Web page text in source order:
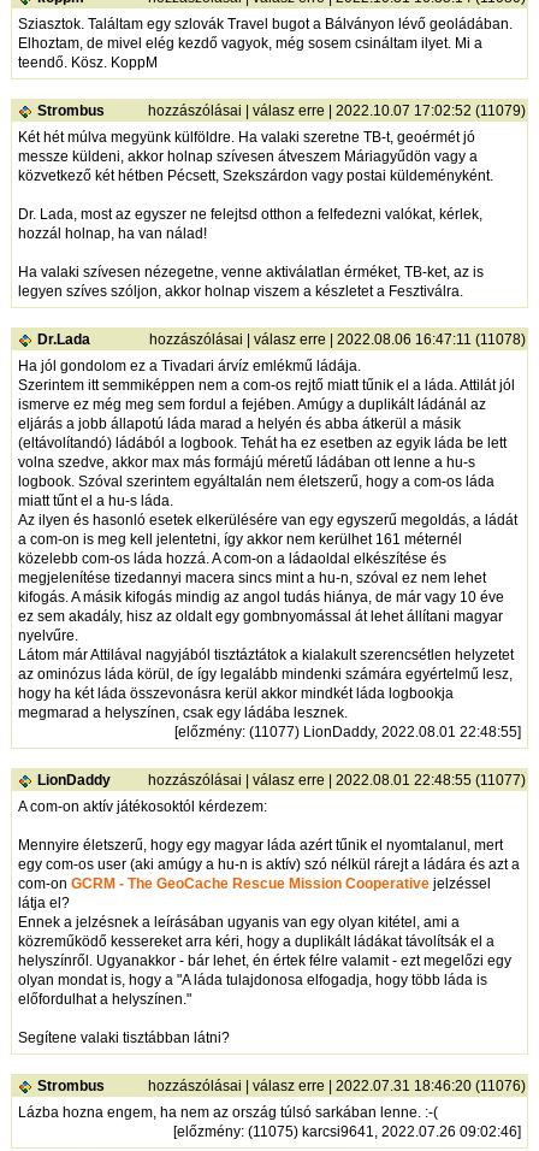
Sziasztok. Találtam egy szlovák Travel bugot a Bálványon lévő geoládában.
Elhoztam, de mivel elég kezdő vagyok, még sosem csináltam ilyet. Mi a
teendő. Kösz. KoppM
Strombus hozzászólásai |válasz erre | 2022.10.07 17:02:52 (11079)
Két hét múlva megyünk külföldre. Ha valaki szeretne TB-t, geoérmét jó
messze küldeni, akkor holnap szívesen átveszem Máriagyűdön vagy a
közvetkező két hétben Pécsett, Szekszárdon vagy postai küldeményként.
Dr. Lada, most az egyszer ne felejtsd otthon a felfedezni valókat, kérlek,
hozzál holnap, ha van nálad!
Ha valaki szívesen nézegetne, venne aktiválatlan érméket, TB-ket, az is
legyen szíves szóljon, akkor holnap viszem a készletet a Fesztiválra.
Dr.Lada hozzászólásai |válasz erre | 2022.08.06 16:47:11 (11078)
Ha jól gondolom ez a Tivadari árvíz emlékmű ládája.
Szerintem itt semmiképpen nem a com-os rejtő miatt tűnik el a láda. Attilát jól
ismerve ez még meg sem fordul a fejében. Amúgy a duplikált ládánál az
eljárás a jobb állapotú láda marad a helyén és abba átkerül a másik
(eltávolítandó) ládából a logbook. Tehát ha ez esetben az egyik láda be lett
volna szedve, akkor max más formájú méretű ládában ott lenne a hu-s
logbook. Szóval szerintem egyáltalán nem életszerű, hogy a com-os láda
miatt tűnt el a hu-s láda.
Az ilyen és hasonló esetek elkerülésére van egy egyszerű megoldás, a ládát
a com-on is meg kell jelentetni, így akkor nem kerülhet 161 méternél
közelebb com-os láda hozzá. A com-on a ládaoldal elkészítése és
megjelenítése tizedannyi macera sincs mint a hu-n, szóval ez nem lehet
kifogás. A másik kifogás mindig az angol tudás hiánya, de már vagy 10 éve
ez sem akadály, hisz az oldalt egy gombnyomással át lehet állítani magyar
nyelvűre.
Látom már Attilával nagyjából tisztáztátok a kialakult szerencsétlen helyzetet
az ominózus láda körül, de így legalább mindenki számára egyértelmű lesz,
hogy ha két láda összevonásra kerül akkor mindkét láda logbookja
megmarad a helyszínen, csak egy ládába lesznek.
[előzmény: (11077) LionDaddy, 2022.08.01 22:48:55]
LionDaddy hozzászólásai |válasz erre | 2022.08.01 22:48:55 (11077)
A com-on aktív játékosoktól kérdezem:
Mennyire életszerű, hogy egy magyar láda azért tűnik el nyomtalanul, mert
egy com-os user (aki amúgy a hu-n is aktív) szó nélkül rárejt a ládára és azt a
com-onGCRM - The GeoCache Rescue Mission Cooperative jelzéssel
látja el?
Ennek a jelzésnek a leírásában ugyanis van egy olyan kitétel, ami a
közreműködő kessereket arra kéri, hogy a duplikált ládákat távolítsák el a
helyszínről. Ugyanakkor - bár lehet, én értek félre valamit - ezt megelőzi egy
olyan mondat is, hogy a "A láda tulajdonosa elfogadja, hogy több láda is
előfordulhat a helyszínen."
Segítene valaki tisztábban látni?
Strombus hozzászólásai |válasz erre | 2022.07.31 18:46:20 (11076)
Lázba hozna engem, ha nem az ország túlsó sarkában lenne. :-(
[előzmény: (11075) karcsi9641, 2022.07.26 09:02:46]